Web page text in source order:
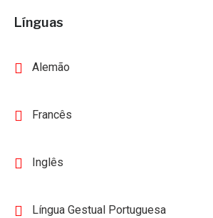
Línguas
Alemão
Francês
Inglês
Língua Gestual Portuguesa